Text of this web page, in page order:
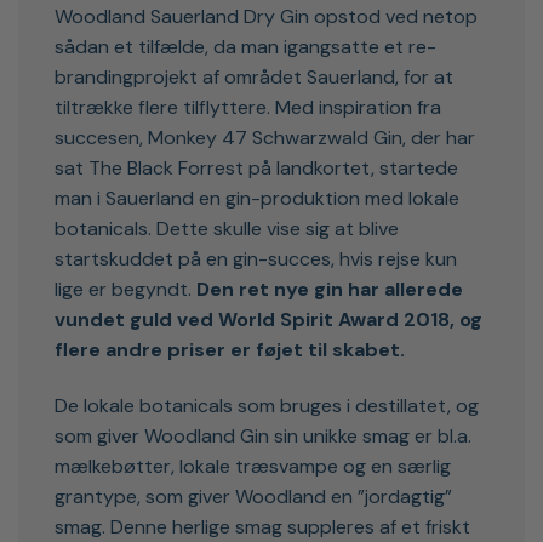
Woodland Sauerland Dry Gin opstod ved netop
sådan et tilfælde, da man igangsatte et re-
brandingprojekt af området Sauerland, for at
tiltrække flere tilflyttere. Med inspiration fra
succesen, Monkey 47 Schwarzwald Gin, der har
sat The Black Forrest på landkortet, startede
man i Sauerland en gin-produktion med lokale
botanicals. Dette skulle vise sig at blive
startskuddet på en gin-succes, hvis rejse kun
lige er begyndt. Den ret nye gin har allerede
vundet guld ved World Spirit Award 2018, og
flere andre priser er føjet til skabet.
De lokale botanicals som bruges i destillatet, og
som giver Woodland Gin sin unikke smag er bl.a.
mælkebøtter, lokale træsvampe og en særlig
grantype, som giver Woodland en ”jordagtig”
smag. Denne herlige smag suppleres af et friskt